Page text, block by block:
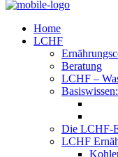
Home
LCHF
Beratung
LCHF –
Die LCHF-
LCHF